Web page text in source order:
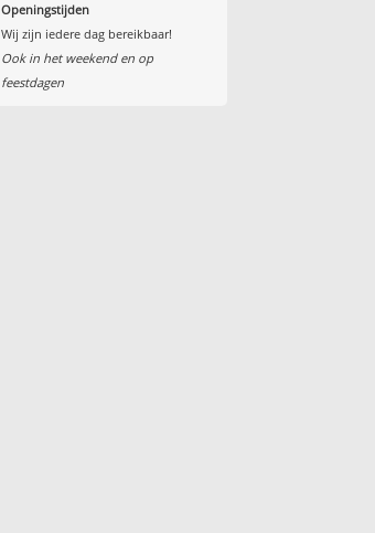
Openingstijden
Wij zijn iedere dag bereikbaar!
Ook in het weekend en op
feestdagen